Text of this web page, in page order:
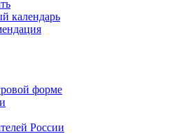
календарь
форме
России